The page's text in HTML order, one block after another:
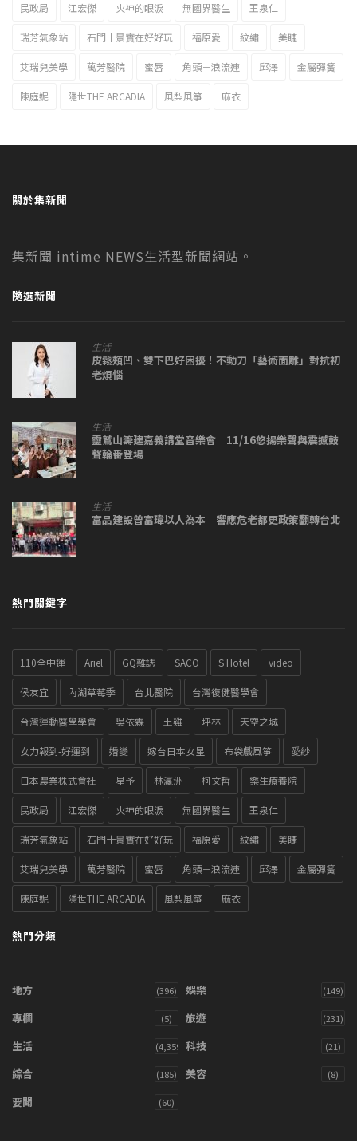
民政局 江宏傑 火神的眼淚 無國界醫生 王泉仁
瑞芳氣象站 石門十景實在好好玩 福原愛 紋繡 美睫
艾瑞兒美學 萬芳醫院 蜜唇 角頭－浪流連 邱澤 金屬彈簧
陳庭妮 隱世THE ARCADIA 風梨風箏 麻衣
關於集新聞
集新聞 intime NEWS生活型新聞網站。
隨選新聞
生活
皮鬆頰凹、雙下巴好困擾！不動刀「藝術面雕」對抗初
老煩惱
生活
靈鷲山籌建嘉義講堂音樂會 11/16悠揚樂聲與震撼鼓
聲輪番登場
生活
富品建設曾富瑋以人為本 響應危老都更政策翻轉台北
熱門關鍵字
110全中運 Ariel GQ雜誌 SACO S Hotel video
侯友宜 內湖草莓季 台北醫院 台灣復健醫學會
台灣運動醫學學會 吳依霖 土雞 坪林 天空之城
女力報到-好運到 婚變 嫁台日本女星 布袋戲風箏 愛紗
日本農業株式會社 星予 林瀛洲 柯文哲 樂生療養院
民政局 江宏傑 火神的眼淚 無國界醫生 王泉仁
瑞芳氣象站 石門十景實在好好玩 福原愛 紋繡 美睫
艾瑞兒美學 萬芳醫院 蜜唇 角頭－浪流連 邱澤 金屬彈簧
陳庭妮 隱世THE ARCADIA 風梨風箏 麻衣
熱門分類
地方 (396) 娛樂 (149)
專欄 (5) 旅遊 (231)
生活 (4,359) 科技 (21)
綜合 (185) 美容 (8)
要聞 (60)